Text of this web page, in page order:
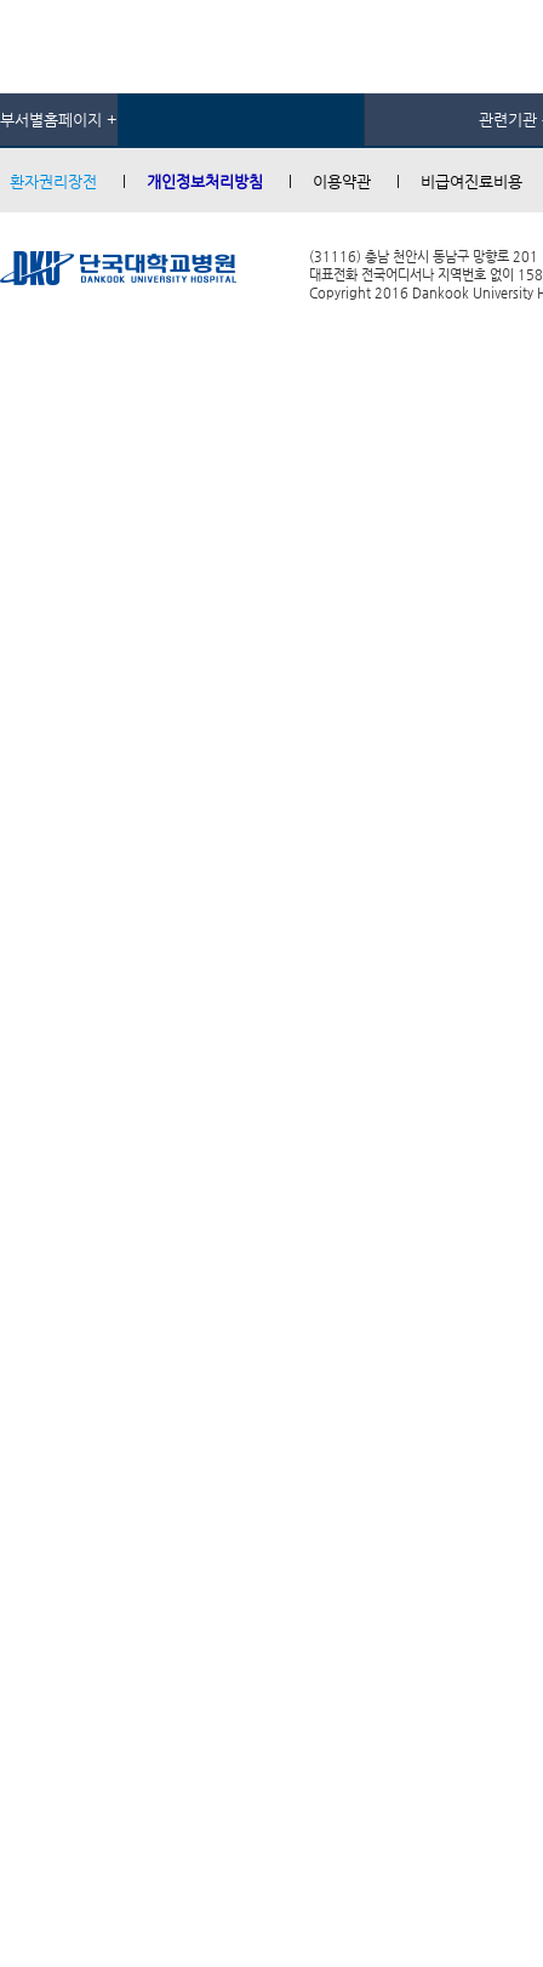
부서별홈페이지 + 관련기관
환자권리장전 개인정보처리방침 이용약관 비급여진료비용
(31116) 충남 천안시 동남구 망향로 201
대표전화 전국어디서나 지역번호 없이
Copyright 2016 Dankook University